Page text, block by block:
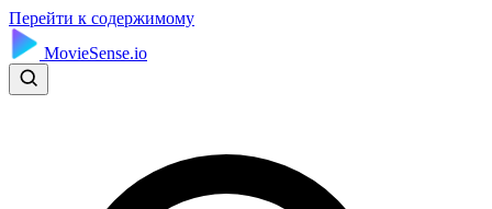
Перейти к содержимому
MovieSense.io